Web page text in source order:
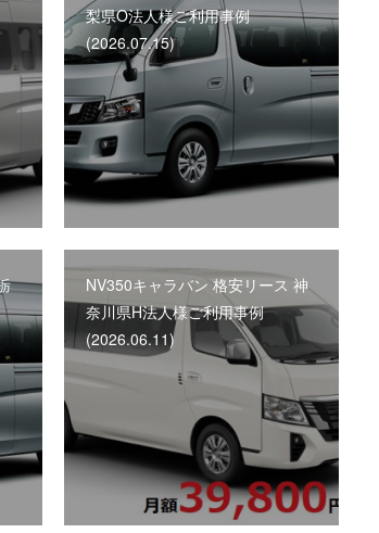
梨県O法人様ご利用事例
(2026.07.15)
NV350キャラバン 格安リース 神
奈川県H法人様ご利用事例
(2026.06.11)